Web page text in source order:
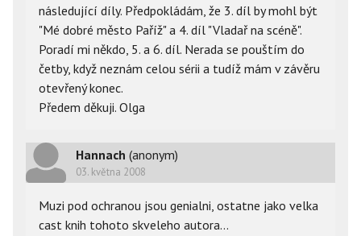
následující díly. Předpokládám, že 3. díl by mohl být
"Mé dobré město Paříž" a 4. díl "Vladař na scéně".
Poradí mi někdo, 5. a 6. díl. Nerada se pouštím do
četby, když neznám celou sérii a tudíž mám v závěru
otevřený konec.
Předem děkuji. Olga
Hannach (anonym)
03. května 2008
Muzi pod ochranou jsou genialni, ostatne jako velka
cast knih tohoto skveleho autora...